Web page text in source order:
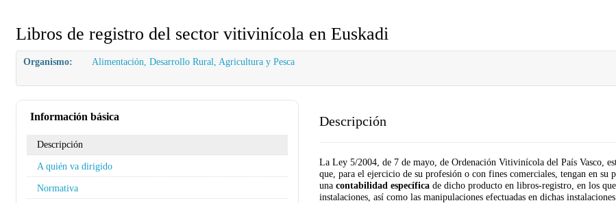
Libros de registro del sector vitivinícola en Euskadi
Organismo: Alimentación, Desarrollo Rural, Agricultura y Pesca
Información básica
Descripción
A quién va dirigido
Normativa
Descripción
La Ley 5/2004, de 7 de mayo, de Ordenación Vitivinícola del País Vasco,
que, para el ejercicio de su profesión o con fines comerciales, tengan en su
una contabilidad específicade dicho producto en libros-registro, en los que
instalaciones, así como las manipulaciones efectuadas en dichas instalaciones.